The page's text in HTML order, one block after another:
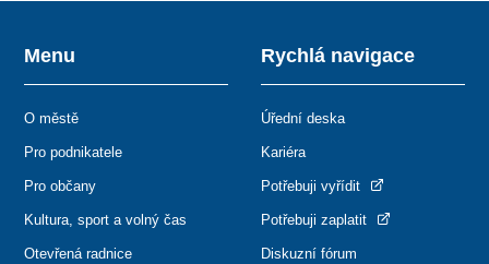
Menu
O městě
Pro podnikatele
Pro občany
Kultura, sport a volný čas
Otevřená radnice
Rychlá navigace
Úřední deska
Kariéra
Potřebuji vyřídit
Potřebuji zaplatit
Diskuzní fórum